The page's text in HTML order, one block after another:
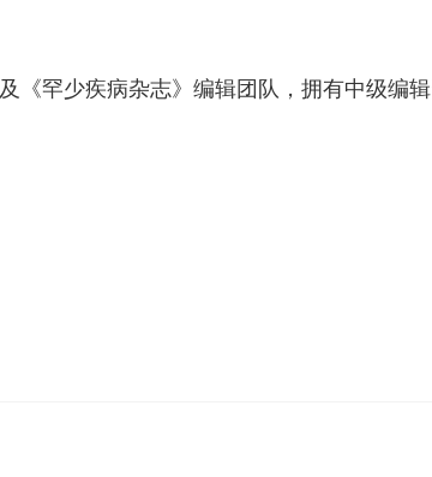
《罕少疾病杂志》编辑团队，拥有中级编